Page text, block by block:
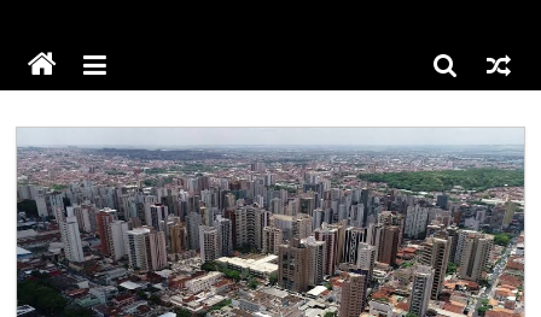
Brasil
As
principais
notícias
do
Brasil
e
do
mundo.